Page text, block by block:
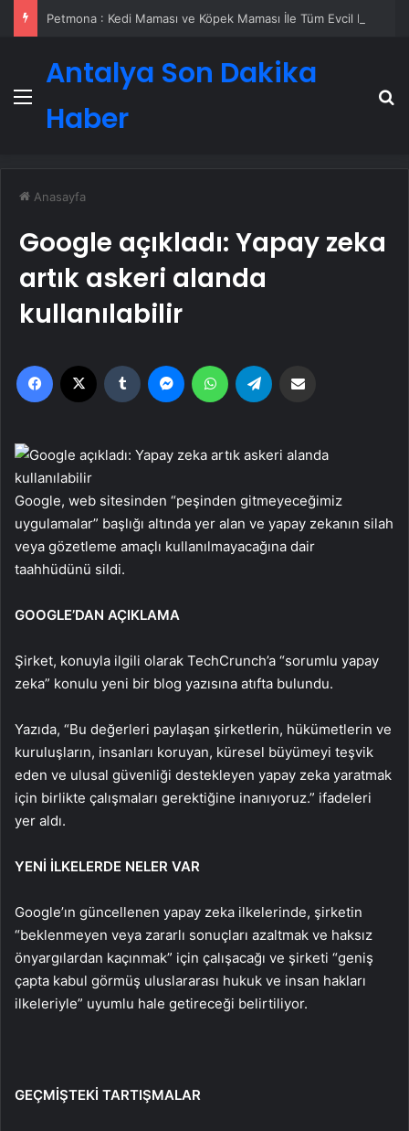
Menü
Antalya Son Dakika
Haber
Anasayfa
Google açıkladı: Yapay zeka
artık askeri alanda
kullanılabilir
Facebook Tumblr MessengerWhatsApp
Google, web sitesinden “peşinden gitmeyeceğimiz
uygulamalar” başlığı altında yer alan ve yapay zekanın silah
veya gözetleme amaçlı kullanılmayacağına dair
taahhüdünü sildi.
GOOGLE’DAN AÇIKLAMA
Şirket, konuyla ilgili olarak TechCrunch’a “sorumlu yapay
zeka” konulu yeni bir blog yazısına atıfta bulundu.
Yazıda, “Bu değerleri paylaşan şirketlerin, hükümetlerin ve
kuruluşların, insanları koruyan, küresel büyümeyi teşvik
eden ve ulusal güvenliği destekleyen yapay zeka yaratmak
için birlikte çalışmaları gerektiğine inanıyoruz.” ifadeleri
yer aldı.
YENİ İLKELERDE NELER VAR
Google’ın güncellenen yapay zeka ilkelerinde, şirketin
“beklenmeyen veya zararlı sonuçları azaltmak ve haksız
önyargılardan kaçınmak” için çalışacağı ve şirketi “geniş
çapta kabul görmüş uluslararası hukuk ve insan hakları
ilkeleriyle” uyumlu hale getireceği belirtiliyor.
GEÇMİŞTEKİ TARTIŞMALAR